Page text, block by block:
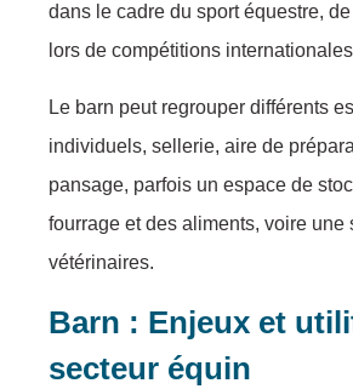
dans le cadre du sport équestre, de
lors de compétitions
Le barn peut regrouper différents
individuels, sellerie, aire de
pansage, parfois un espace de
fourrage et des aliments, voire une
vétérinaires.
Barn : Enjeux et
secteur équin